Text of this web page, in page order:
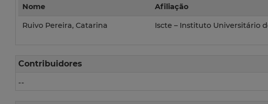
Nome Afiliação
Ruivo Pereira, Catarina Iscte – Instituto Universitário
Contribuidores
--